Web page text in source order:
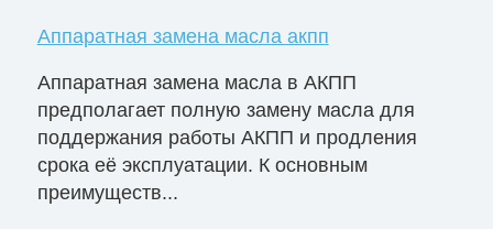
Аппаратная замена масла акпп
Аппаратная замена масла в АКПП
предполагает полную замену масла для
поддержания работы АКПП и продления
срока её эксплуатации. К основным
преимуществ...